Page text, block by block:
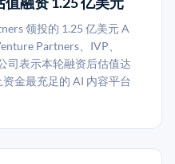
领投的 1.25 亿美元 A
Partners、IVP、
司表示本轮融资后估值达
金最充足的 AI 内容平台